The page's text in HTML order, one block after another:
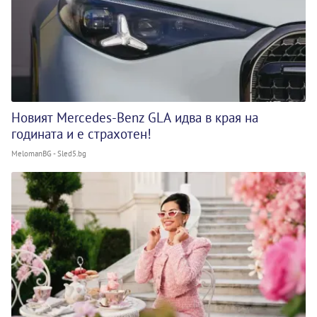
Новият Mercedes-Benz GLA идва в края на
годината и е страхотен!
MelomanBG - Sled5.bg